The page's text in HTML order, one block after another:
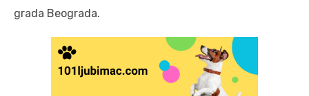
grada Beograda.